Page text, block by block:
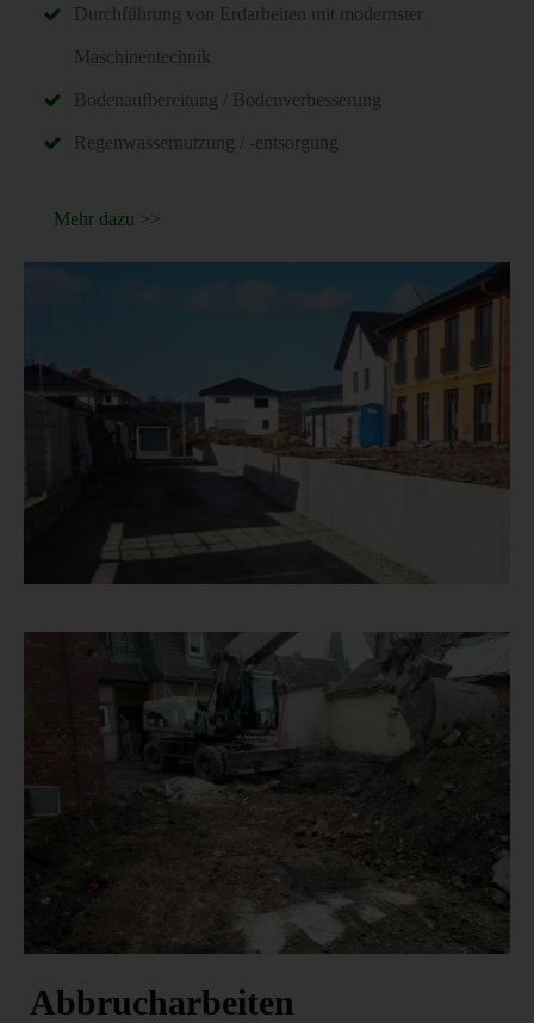
Durchführung von Erdarbeiten mit modernster
Maschinentechnik
Bodenaufbereitung / Bodenverbesserung
Regenwassernutzung / -entsorgung
Mehr dazu >>
Abbrucharbeiten